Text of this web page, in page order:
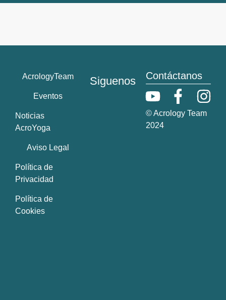
AcrologyTeam
Eventos
Noticias
AcroYoga
Aviso Legal
Política de
Privacidad
Política de
Cookies
Siguenos Contáctanos
© Acrology Team
2024